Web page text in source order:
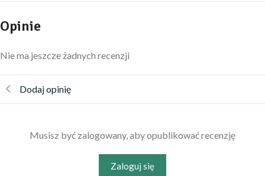
Opinie
Nie ma jeszcze żadnych recenzji
Dodaj opinię
Musisz być zalogowany, aby opublikować recenzję
Zaloguj się